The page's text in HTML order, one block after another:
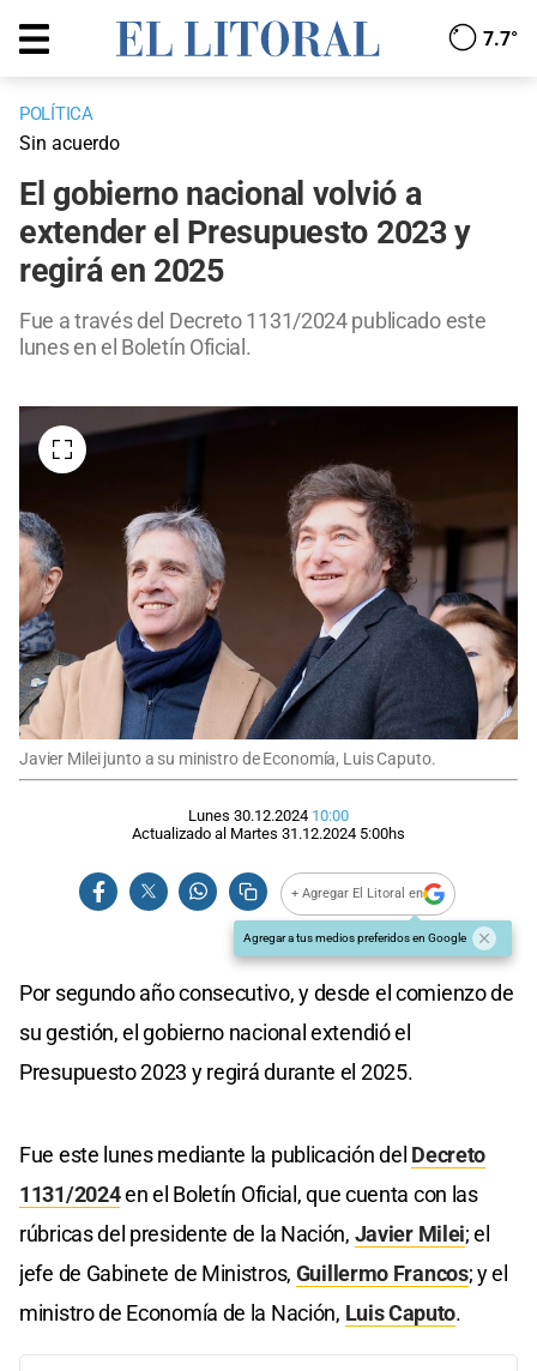
7.7°
POLÍTICA
Sin acuerdo
El gobierno nacional volvió a
extender el Presupuesto 2023 y
regirá en 2025
Fue a través del Decreto 1131/2024 publicado este
lunes en el Boletín Oficial.
Javier Milei junto a su ministro de Economía, Luis Caputo.
Lunes 30.12.2024 10:00
Actualizado al Martes 31.12.2024 5:00hs
+ Agregar El Litoral en
Agregar a tus medios preferidos en Google
Por segundo año consecutivo, y desde el comienzo de
su gestión, el gobierno nacional extendió el
Presupuesto 2023 y regirá durante el 2025.
Fue este lunes mediante la publicación del Decreto
1131/2024en el Boletín Oficial, que cuenta con las
rúbricas del presidente de la Nación, Javier Milei; el
jefe de Gabinete de Ministros, Guillermo Francos; y el
ministro de Economía de la Nación, Luis Caputo.